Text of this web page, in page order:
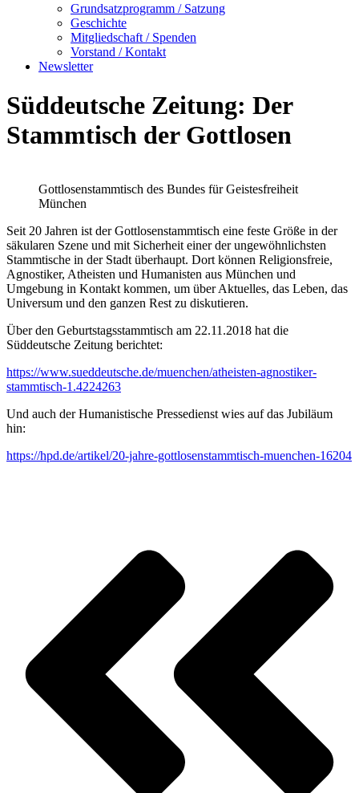
Grundsatzprogramm / Satzung
Geschichte
Mitgliedschaft / Spenden
Vorstand / Kontakt
Newsletter
Süddeutsche Zeitung: Der
Stammtisch der Gottlosen
Gottlosenstammtisch des Bundes für Geistesfreiheit
München
Seit 20 Jahren ist der Gottlosenstammtisch eine feste Größe in der
säkularen Szene und mit Sicherheit einer der ungewöhnlichsten
Stammtische in der Stadt überhaupt. Dort können Religionsfreie,
Agnostiker, Atheisten und Humanisten aus München und
Umgebung in Kontakt kommen, um über Aktuelles, das Leben, das
Universum und den ganzen Rest zu diskutieren.
Über den Geburtstagsstammtisch am 22.11.2018 hat die
Süddeutsche Zeitung berichtet:
https://www.sueddeutsche.de/muenchen/atheisten-agnostiker-
stammtisch-1.4224263
Und auch der Humanistische Pressedienst wies auf das Jubiläum
hin:
https://hpd.de/artikel/20-jahre-gottlosenstammtisch-muenchen-16204